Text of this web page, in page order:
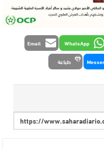
WhatsApp
Email
طباعة